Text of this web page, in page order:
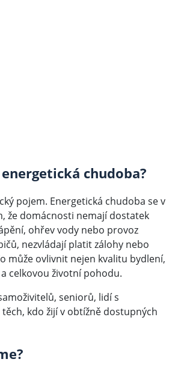
chudoba?
pojem. Energetická chudoba se v
že domácnosti nemají dostatek
ohřev vody nebo provoz
nezvládají platit zálohy nebo
může ovlivnit nejen kvalitu bydlení,
celkovou životní pohodu.
seniorů, lidí s
kdo žijí v obtížně dostupných